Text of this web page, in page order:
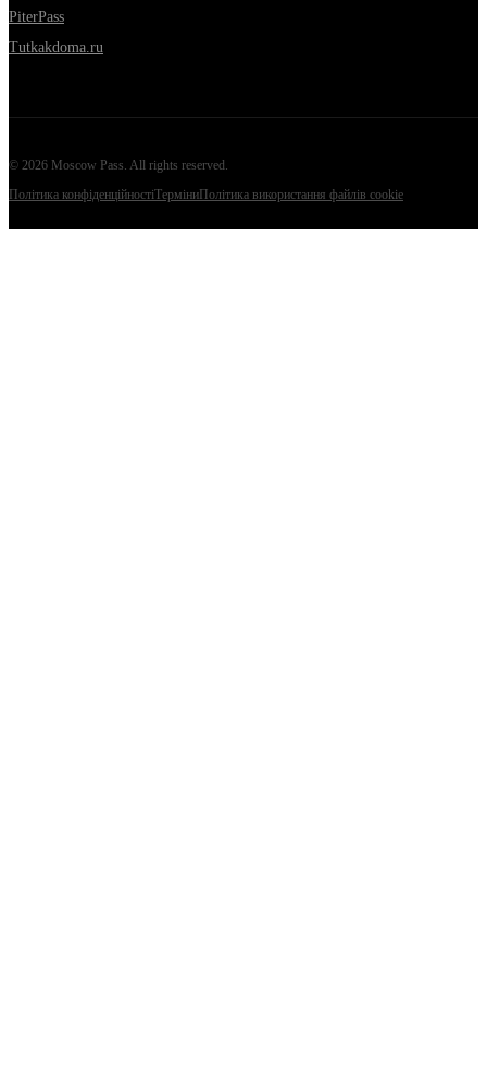
PiterPass
Tutkakdoma.ru
© 2026 Moscow Pass . All rights reserved.
Політика конфіденційностіТерміниПолітика використання файлів cookie